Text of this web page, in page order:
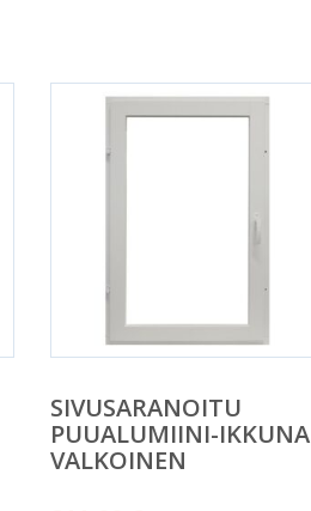
SIVUSARANOITU
PUUALUMIINI-IKKUNA
VALKOINEN